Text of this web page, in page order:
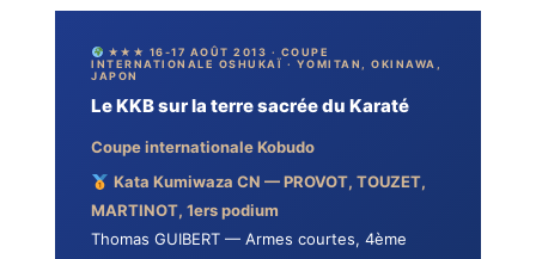
★★★ 16-17 AOÛT 2013 · COUPE
INTERNATIONALE OSHUKAÏ · YOMITAN, OKINAWA,
JAPON
Le KKB sur la terre sacrée du Karaté
Coupe internationale Kobudo
Kata Kumiwaza CN — PROVOT, TOUZET,
MARTINOT, 1ers podium
Thomas GUIBERT — Armes courtes, 4ème